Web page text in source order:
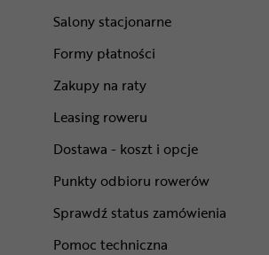
Salony stacjonarne
Formy płatności
Zakupy na raty
Leasing roweru
Dostawa - koszt i opcje
Punkty odbioru rowerów
Sprawdź status zamówienia
Pomoc techniczna